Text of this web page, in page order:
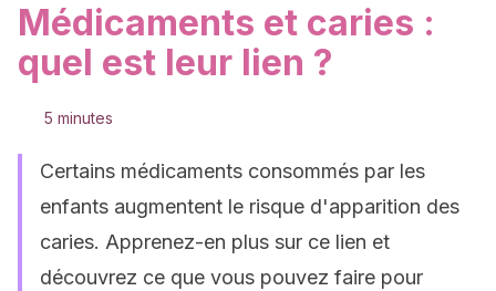
Médicaments et caries :
quel est leur lien ?
5 minutes
Certains médicaments consommés par les
enfants augmentent le risque d'apparition des
caries. Apprenez-en plus sur ce lien et
découvrez ce que vous pouvez faire pour